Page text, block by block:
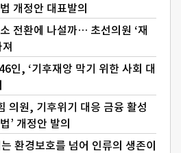
개정안 대표발의
전환에 나설까… 초선의원 ‘재
인, ‘기후재앙 막기 위한 사회 대
의원, 기후위기 대응 금융 활성
’ 개정안 발의
환경보호를 넘어 인류의 생존이